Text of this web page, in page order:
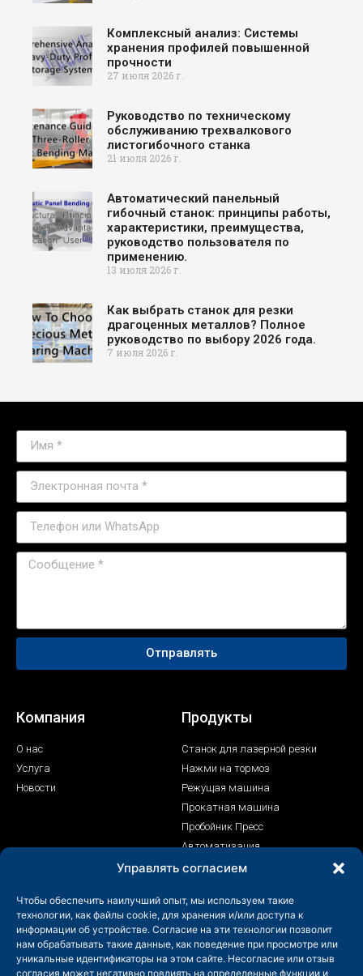
Управлять согласием
Чтобы обеспечить наилучший опыт, мы используем такие
технологии, как файлы cookie, для хранения и/или доступа к
информации об устройстве. Согласие на эти технологии позволит
нам обрабатывать такие данные, как поведение при просмотре или
уникальные идентификаторы на этом сайте. Несогласие или отзыв
согласия может негативно повлиять на определенные функции и
Комплексный анализ: Системы
хранения профилей повышенной
прочности
27 июля 2026 г.
Руководство по техническому
обслуживанию трехвалкового
листогибочного станка
21 июля 2026 г.
Автоматический панельный
гибочный станок: принципы работы,
характеристики, преимущества,
руководство пользователя по
применению.
13 июля 2026 г.
Как выбрать станок для резки
драгоценных металлов? Полное
руководство по выбору 2026 года.
7 июля 2026 г.
Отправлять
Компания
О нас
Услуга
Новости
Продукты
Станок для лазерной резки
Нажми на тормоз
Режущая машина
Прокатная машина
Пробойник Пресс
Автоматизация
Лазерный сварочный аппарат
+86-158-9507-5134
info@shenchong.com
Tianshun Road, Промышленный парк Яншань, Уси,